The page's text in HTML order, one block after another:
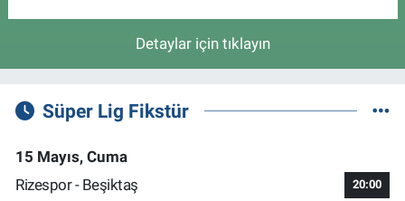
Detaylar için tıklayın
Süper Lig Fikstür
15 Mayıs, Cuma
Rizespor - Beşiktaş
20:00